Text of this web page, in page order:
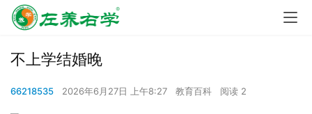
不上学结婚晚
66218535 2026年6月27日 上午8:27 教育百科 阅读 2